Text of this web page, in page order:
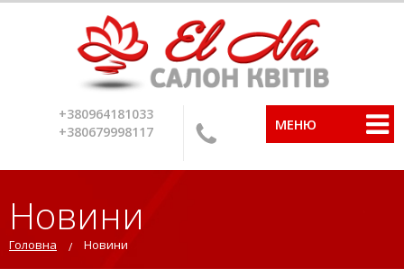
+380964181033
+380679998117
МЕНЮ
Новини
Головна Новини